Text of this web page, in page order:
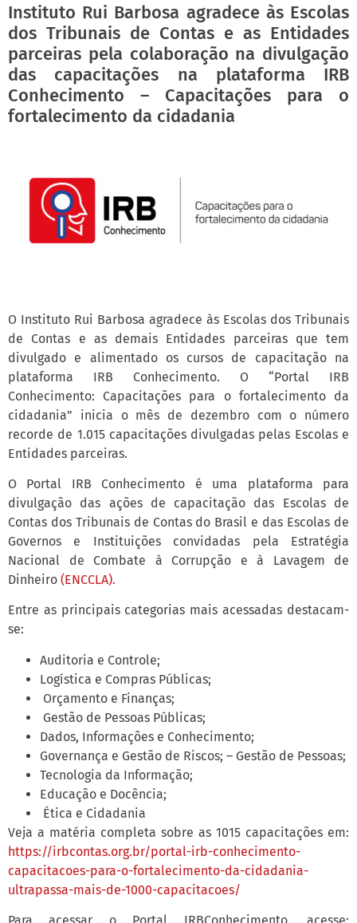
Instituto Rui Barbosa agradece às Escolas
dos Tribunais de Contas e as Entidades
parceiras pela colaboração na divulgação
das capacitações na plataforma IRB
Conhecimento – Capacitações para o
fortalecimento da cidadania
O Instituto Rui Barbosa agradece às Escolas dos Tribunais
de Contas e as demais Entidades parceiras que tem
divulgado e alimentado os cursos de capacitação na
plataforma IRB Conhecimento. O “Portal IRB
Conhecimento: Capacitações para o fortalecimento da
cidadania” inicia o mês de dezembro com o número
recorde de 1.015 capacitações divulgadas pelas Escolas e
Entidades parceiras.
O Portal IRB Conhecimento é uma plataforma para
divulgação das ações de capacitação das Escolas de
Contas dos Tribunais de Contas do Brasil e das Escolas de
Governos e Instituições convidadas pela Estratégia
Nacional de Combate à Corrupção e à Lavagem de
Dinheiro (ENCCLA).
Entre as principais categorias mais acessadas destacam-
se:
Auditoria e Controle;
Logística e Compras Públicas;
Orçamento e Finanças;
Gestão de Pessoas Públicas;
Dados, Informações e Conhecimento;
Governança e Gestão de Riscos; – Gestão de Pessoas;
Tecnologia da Informação;
Educação e Docência;
Ética e Cidadania
Veja a matéria completa sobre as 1015 capacitações em:
https://irbcontas.org.br/portal-irb-conhecimento-
capacitacoes-para-o-fortalecimento-da-cidadania-
ultrapassa-mais-de-1000-capacitacoes/